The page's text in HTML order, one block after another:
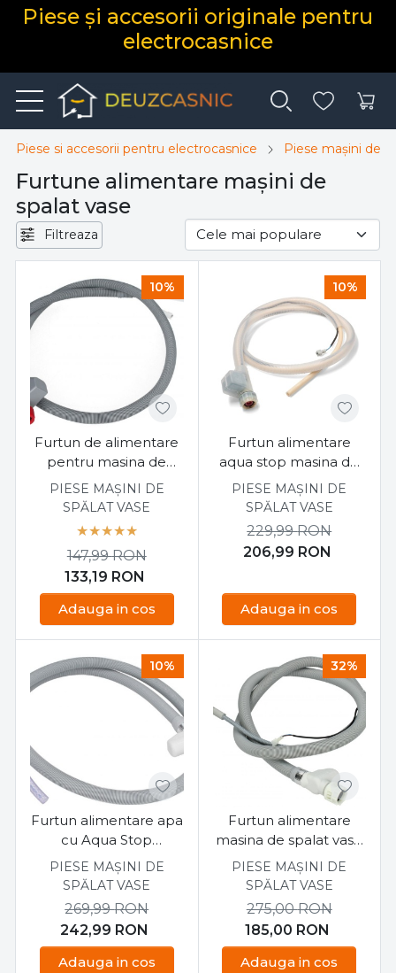
Piese și accesorii originale pentru
electrocasnice
Piese si accesorii pentru electrocasnice Piese mașini de
Furtune alimentare mașini de
spalat vase
Filtreaza
10%
Furtun de alimentare
pentru masina de
spalat vase Beko
DIN15212 1760360200
PIESE MAȘINI DE
SPĂLAT VASE
133,19 RON
147,99RON
Adauga in cos
10%
Furtun alimentare
aqua stop masina de
spalat vase Bosch
SMS40E62EU/09
PIESE MAȘINI DE
SPĂLAT VASE
206,99 RON
229,99RON
Adauga in cos
10%
Furtun alimentare apa
cu Aqua Stop
BDWI660
PIESE MAȘINI DE
SPĂLAT VASE
242,99 RON
269,99RON
Adauga in cos
32%
Furtun alimentare
masina de spalat vase
Indesit
PIESE MAȘINI DE
SPĂLAT VASE
185,00 RON
275,00RON
Adauga in cos